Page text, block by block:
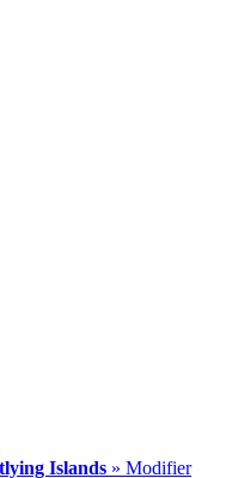
Islands » Modifier